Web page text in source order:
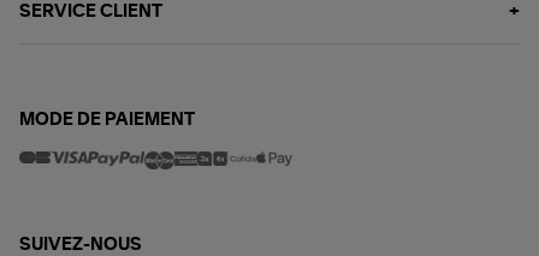
SERVICE CLIENT
MODE DE PAIEMENT
SUIVEZ-NOUS